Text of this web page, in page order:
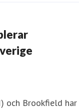
och Brookfield har